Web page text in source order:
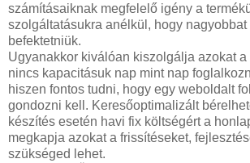
számításaiknak megfelelő igény a
szolgáltatásukra anélkül, hogy
befektetniük.
Ugyanakkor kiválóan kiszolgálja azokat
nincs kapacitásuk nap mint nap
hiszen fontos tudni, hogy egy weboldalt
gondozni kell. Keresőoptimalizált
készítés esetén havi fix költségért a
megkapja azokat a frissítéseket,
szükséged lehet.